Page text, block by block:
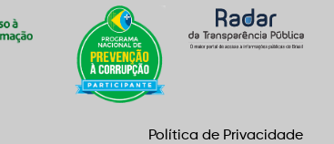
Política de Privacidade